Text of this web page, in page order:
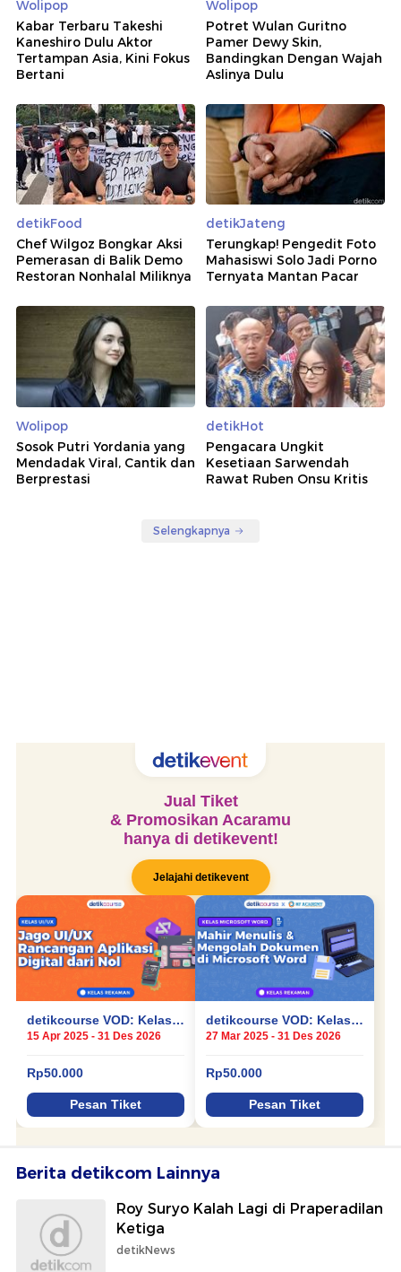
Wolipop
Kabar Terbaru Takeshi
Kaneshiro Dulu Aktor
Tertampan Asia, Kini Fokus
Bertani
Wolipop
Potret Wulan Guritno
Pamer Dewy Skin,
Bandingkan Dengan Wajah
Aslinya Dulu
detikFood
Chef Wilgoz Bongkar Aksi
Pemerasan di Balik Demo
Restoran Nonhalal Miliknya
detikJateng
Terungkap! Pengedit Foto
Mahasiswi Solo Jadi Porno
Ternyata Mantan Pacar
Wolipop
Sosok Putri Yordania yang
Mendadak Viral, Cantik dan
Berprestasi
detikHot
Pengacara Ungkit
Kesetiaan Sarwendah
Rawat Ruben Onsu Kritis
Selengkapnya
Berita detikcom Lainnya
Roy Suryo Kalah Lagi di Praperadilan
Ketiga
detikNews